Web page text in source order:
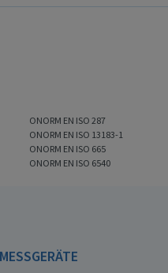
ONORM EN ISO 287
ONORM EN ISO 13183-1
ONORM EN ISO 665
ONORM EN ISO 6540
MESSGERÄTE